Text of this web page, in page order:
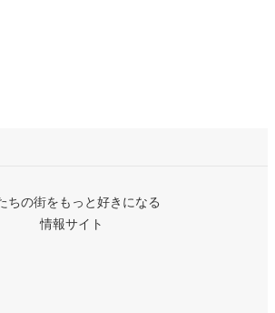
ちの街をもっと好きになる
情報サイト